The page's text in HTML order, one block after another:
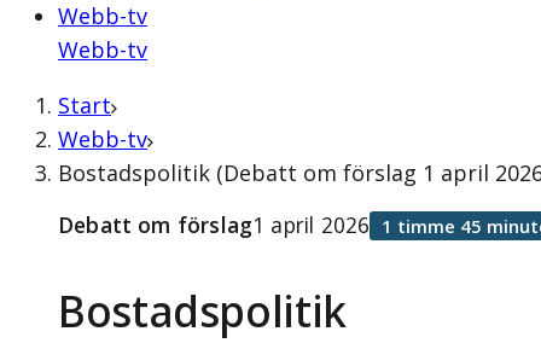
Webb-tv
Webb-tv
Start
Webb-tv
Bostadspolitik (Debatt om förslag 1 april
Bostadspolitik
Debatt om förslag1 april 2026 1 timme 45